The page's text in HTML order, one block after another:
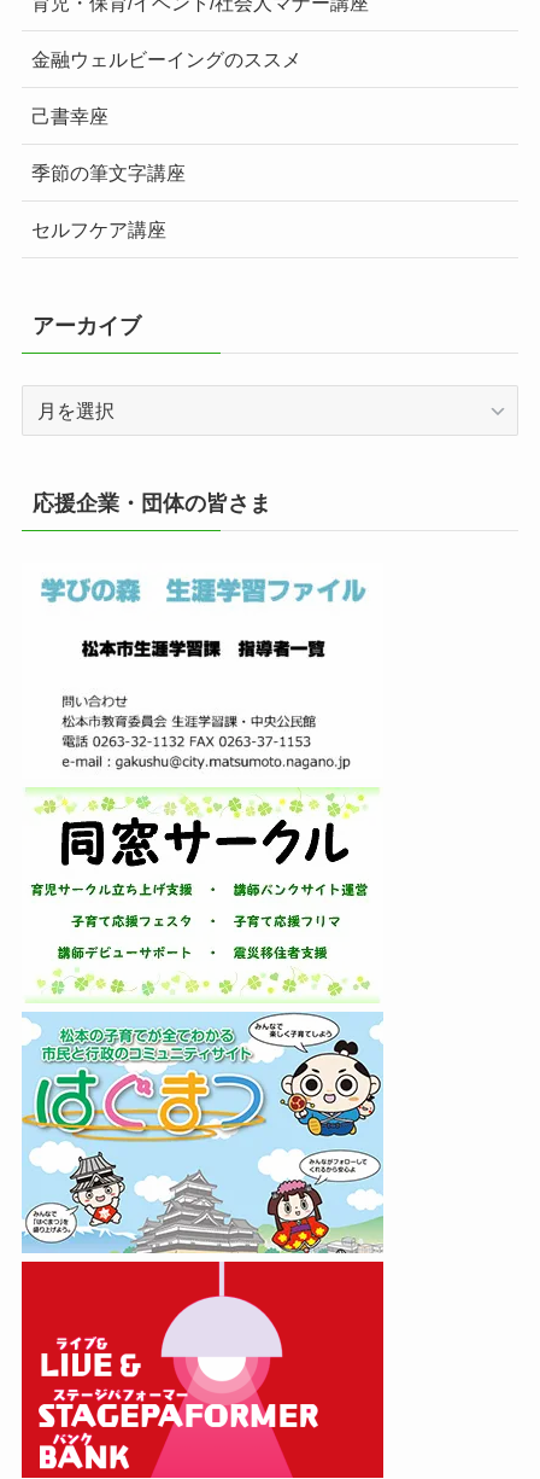
金融ウェルビーイングのススメ
己書幸座
季節の筆文字講座
セルフケア講座
アーカイブ
イ
ブ
応援企業・団体の皆さま